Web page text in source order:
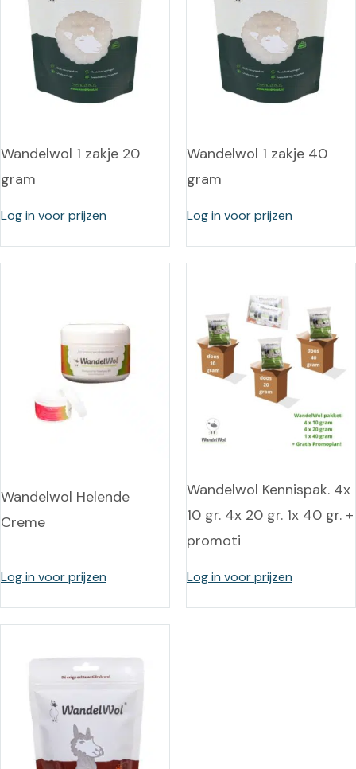
Wandelwol 1 zakje 20
gram
Log in voor prijzen
Wandelwol 1 zakje 40
gram
Log in voor prijzen
Wandelwol Helende
Creme
Log in voor prijzen
Wandelwol Kennispak. 4x
10 gr. 4x 20 gr. 1x 40 gr. +
promoti
Log in voor prijzen